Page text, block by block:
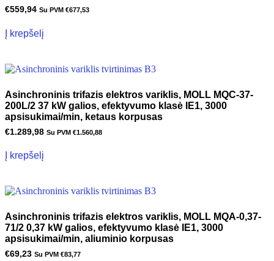
€559,94 Su PVM €677,53
Į krepšelį
Asinchroninis trifazis elektros variklis, MOLL MQC-37-
200L/2 37 kW galios, efektyvumo klasė IE1, 3000
apsisukimai/min, ketaus korpusas
€1.289,98 Su PVM €1.560,88
Į krepšelį
Asinchroninis trifazis elektros variklis, MOLL MQA-0,37-
71/2 0,37 kW galios, efektyvumo klasė IE1, 3000
apsisukimai/min, aliuminio korpusas
€69,23 Su PVM €83,77